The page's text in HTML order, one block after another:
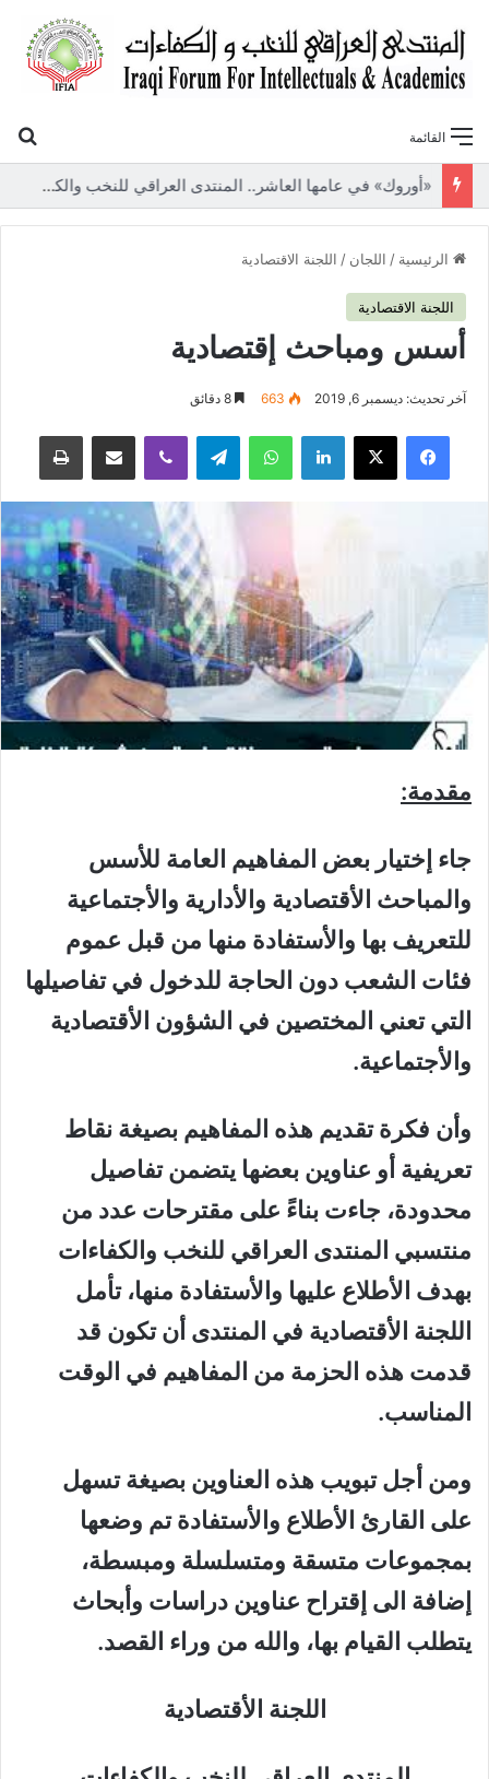
القائمة
«أوروك» في عامها العاشر.. المنتدى العراقي للنخب والكفاءات يصدر عددًا جديدًا ببحوث علمية تعالج قضايا الاقتصاد والطاقة
الرئيسية / اللجان / اللجنة الاقتصادية
اللجنة الاقتصادية
أسس ومباحث إقتصادية
آخر تحديث: ديسمبر 6, 2019 663
فيسبوك لينكدإن واتساب
مقدمة:
جاء إختيار بعض المفاهيم العامة للأسس
والمباحث الأقتصادية والأدارية والأجتماعية
للتعريف بها والأستفادة منها من قبل عموم
فئات الشعب دون الحاجة للدخول في تفاصيلها
التي تعني المختصين في الشؤون الأقتصادية
والأجتماعية.
وأن فكرة تقديم هذه المفاهيم بصيغة نقاط
تعريفية أو عناوين بعضها يتضمن تفاصيل
محدودة، جاءت بناءً على مقترحات عدد من
منتسبي المنتدى العراقي للنخب والكفاءات
بهدف الأطلاع عليها والأستفادة منها، تأمل
اللجنة الأقتصادية في المنتدى أن تكون قد
قدمت هذه الحزمة من المفاهيم في الوقت
المناسب.
ومن أجل تبويب هذه العناوين بصيغة تسهل
على القارئ الأطلاع والأستفادة تم وضعها
بمجموعات متسقة ومتسلسلة ومبسطة،
إضافة الى إقتراح عناوين دراسات وأبحاث
يتطلب القيام بها، والله من وراء القصد.
اللجنة الأقتصادية